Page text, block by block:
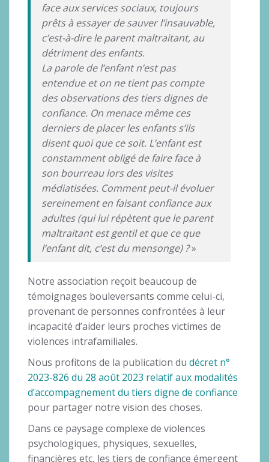
face aux services sociaux, toujours
prêts à essayer de sauver l’insauvable,
c’est-à-dire le parent maltraitant, au
détriment des enfants.
La parole de l’enfant n’est pas
entendue et on ne tient pas compte
des observations des tiers dignes de
confiance. On menace même ces
derniers de placer les enfants s’ils
disent quoi que ce soit. L’enfant est
constamment obligé de faire face à
son bourreau lors des visites
médiatisées. Comment peut-il évoluer
sereinement en faisant confiance aux
adultes (qui lui répètent que le parent
maltraitant est gentil et que ce que
l’enfant dit, c’est du mensonge) ?»
Notre association reçoit beaucoup de
témoignages bouleversants comme celui-ci,
provenant de personnes confrontées à leur
incapacité d’aider leurs proches victimes de
violences intrafamiliales.
Nous profitons de la publication du décret n°
2023-826 du 28 août 2023 relatif aux modalités
d’accompagnement du tiers digne de confiance
pour partager notre vision des choses.
Dans ce paysage complexe de violences
psychologiques, physiques, sexuelles,
financières etc, les tiers de confiance émergent